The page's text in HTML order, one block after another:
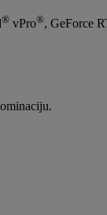
® vPro®, GeForce